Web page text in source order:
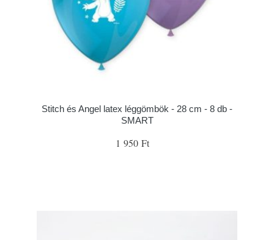
Stitch és Angel latex léggömbök - 28 cm - 8 db -
SMART
1 950 Ft